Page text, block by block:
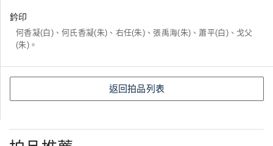
鈐印
何香凝(白)、何氏香凝(朱)、右任(朱)、張禹海(朱)、蕭平(白)、戈父
(朱)。
返回拍品列表